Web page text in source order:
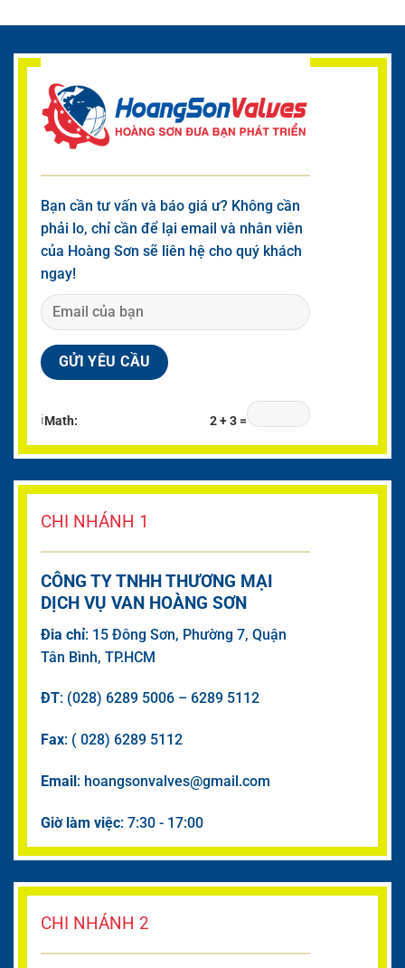
Bạn cần tư vấn và báo giá ư? Không cần
phải lo, chỉ cần để lại email và nhân viên
của Hoàng Sơn sẽ liên hệ cho quý khách
ngay!
ℹMath: 2 + 3 =
CHI NHÁNH 1
CÔNG TY TNHH THƯƠNG MẠI
DỊCH VỤ VAN HOÀNG SƠN
Đia chỉ: 15 Đông Sơn, Phường 7, Quận
Tân Bình, TP.HCM
ĐT: (028) 6289 5006 – 6289 5112
Fax: ( 028) 6289 5112
Email: hoangsonvalves@gmail.com
Giờ làm việc: 7:30 - 17:00
CHI NHÁNH 2